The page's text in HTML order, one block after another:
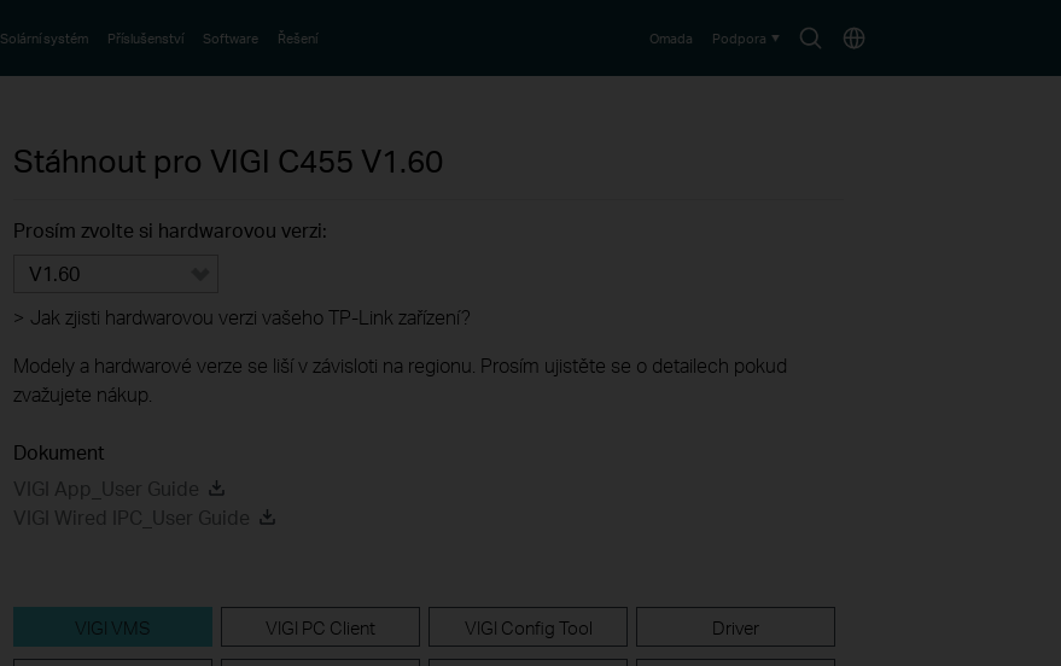
SearchChoose
Solární systém Příslušenství Software Řešení Omada Podpora
Stáhnout pro VIGI C455 V1.60
Prosím zvolte si hardwarovou verzi:
V1.60
> Jak zjisti hardwarovou verzi vašeho TP-Link zařízení?
Modely a hardwarové verze se liší v závisloti na regionu. Prosím ujistěte se o detailech pokud
zvažujete nákup.
Dokument
VIGI App_User Guide
VIGI Wired IPC_User Guide
VIGI VMS VIGI PC Client VIGI Config Tool Driver